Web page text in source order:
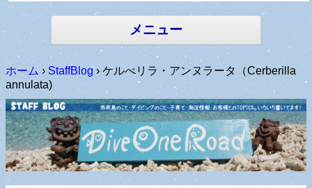
メニュー
コンテン
ホーム › StaffBlog › ケルべリラ・アンヌラータ（Cerberilla
annulata)